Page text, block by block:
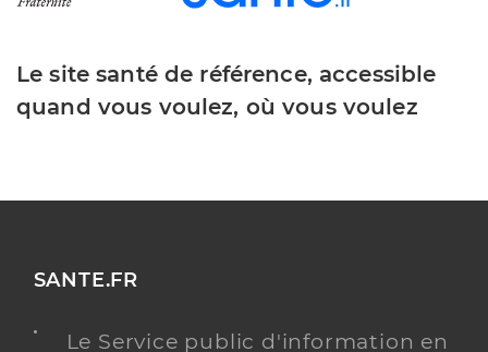
Le site santé de référence, accessible
quand vous voulez, où vous voulez
SANTE.FR
Le Service public d'information en